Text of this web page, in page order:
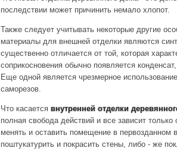
последствии может причинить немало хлопот.
Также следует учитывать некоторые другие
материалы для внешней отделки являются
существенно отличается от той, которая
соприкосновения обычно появляется
Еще одной является чрезмерное
саморезов.
Что касается внутренней отделки
полная свобода действий и все зависит
менять и оставить помещение в
поштукатурить и покрасить стены, либо - же